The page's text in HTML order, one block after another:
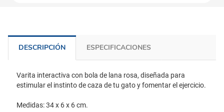
DESCRIPCIÓN ESPECIFICACIONES
Varita interactiva con bola de lana rosa, diseñada para
estimular el instinto de caza de tu gato y fomentar el ejercicio.
Medidas: 34 x 6 x 6 cm.